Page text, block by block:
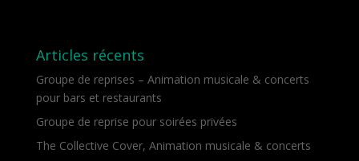
Articles récents
Groupe de reprises – Animation musicale & concerts
pour bars et restaurants
Groupe de reprise pour soirées privées
The Collective Cover, Animation musicale & concerts